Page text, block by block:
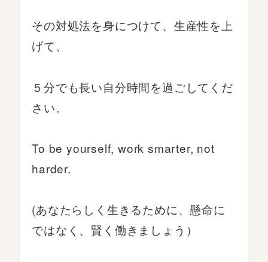
その対処法を身につけて、生産性を上
げて、
５分でも長い自分時間を過ごしてくだ
さい。
To be yourself, work smarter, not
harder.
(あなたらしく生きるために、懸命に
ではなく、賢く働きましょう）